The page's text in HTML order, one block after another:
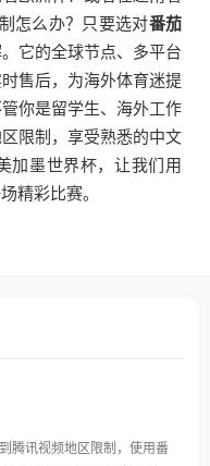
怎么办？只要选对番茄
它的全球节点、多平台
售后，为海外体育迷提
你是留学生、海外工作
限制，享受熟悉的中文
加墨世界杯，让我们用
精彩比赛。
腾讯视频地区限制，使用番